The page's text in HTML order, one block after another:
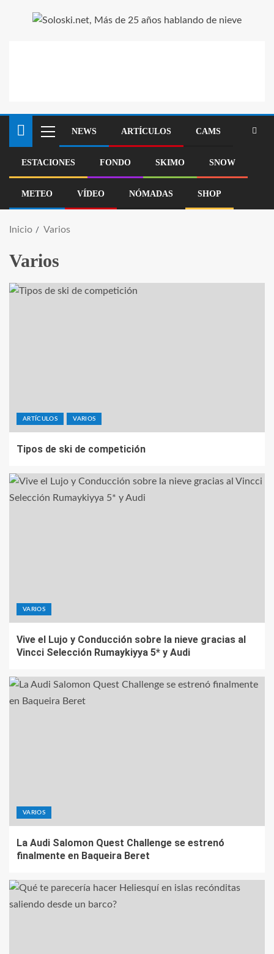
NEWS ARTÍCULOS CAMS
ESTACIONES FONDO SKIMO SNOW
METEO VÍDEO NÓMADAS SHOP
Inicio Varios
Varios
ARTÍCULOS VARIOS
Tipos de ski de competición
VARIOS
Vive el Lujo y Conducción sobre la nieve gracias al
Vincci Selección Rumaykiyya 5* y Audi
VARIOS
La Audi Salomon Quest Challenge se estrenó
finalmente en Baqueira Beret